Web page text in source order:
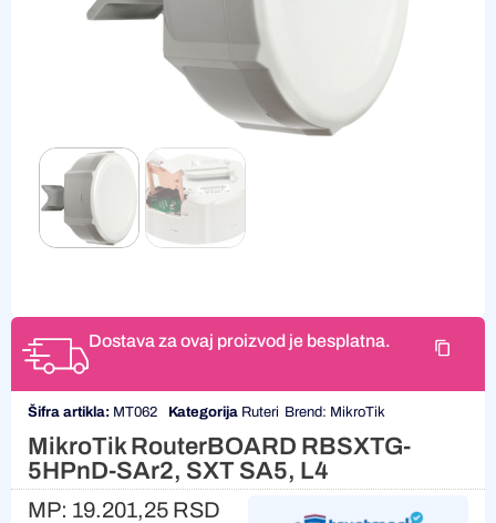
Dostava za ovaj proizvod je besplatna.
Šifra artikla: MT062 Kategorija Ruteri Brend: MikroTik
MikroTik RouterBOARD RBSXTG-
5HPnD-SAr2, SXT SA5, L4
MP: 19.201,25 RSD